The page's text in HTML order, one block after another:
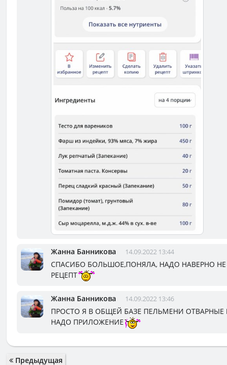
Жанна Банникова 14.09.2022 13:44
СПАСИБО БОЛЬШОЕ,ПОНЯЛА, НАДО НАВЕРНО
РЕЦЕПТ
Жанна Банникова 14.09.2022 13:46
ПРОСТО Я В ОБЩЕЙ БАЗЕ ПЕЛЬМЕНИ
НАДО ПРИЛОЖЕНИЕ
Предыдущая